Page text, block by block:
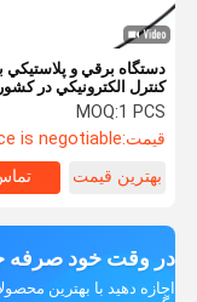
دستگاه برقي و پلاستيکي
کنترل الکترونيکي در
MOQ:1 PCS
قیمت:is negotiable
بهترین قیمت
در وقت خود صرفه
اجازه دهید با بهترین